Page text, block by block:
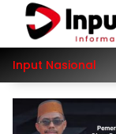
Langsung
konten
Input Nasional